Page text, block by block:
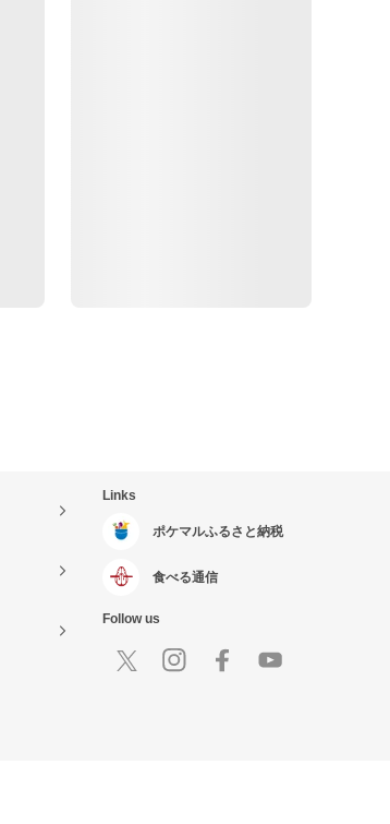
Links
ポケマルふるさと納税
食べる通信
Follow us